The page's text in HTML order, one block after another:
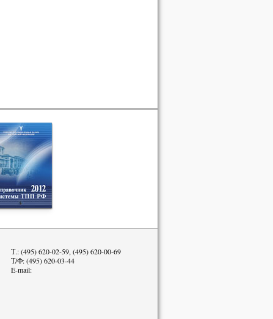
Т.: (495) 620-02-59, (495) 620-00-69
Т/Ф: (495) 620-03-44
E-mail: